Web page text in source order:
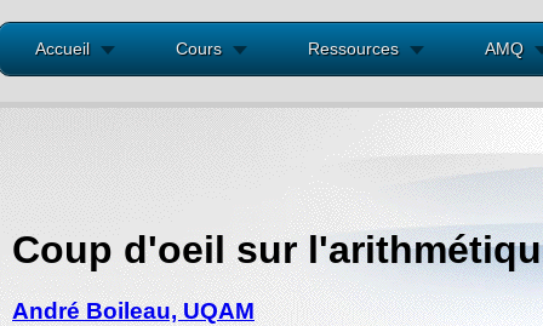
Accueil Cours Ressources AMQ
Coup d'oeil sur
André Boileau, UQAM